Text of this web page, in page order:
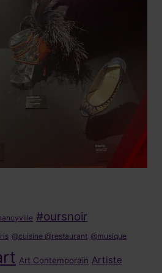
#oursnoir
@cuisine @restaurant @musique
Art Contemporain Artiste